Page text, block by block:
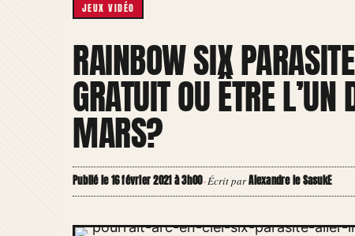
JEUX VIDÉO
RAINBOW SIX
GRATUIT OU ÊTRE
MARS?
Publié le 16 février 2021 à 3h00·Écrit parAlexandre le SasukE